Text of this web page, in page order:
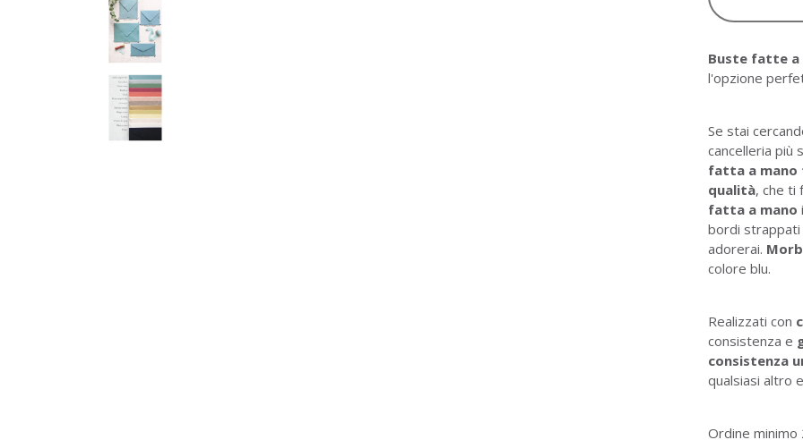
Buste fatte a
l'opzione
Se stai
cancelleria più
fatta a mano
qualità, che ti
fatta a mano
bordi strappati
adorerai.
colore blu.
Realizzati con
consistenza e
consistenza
qualsiasi altro
Ordine minimo